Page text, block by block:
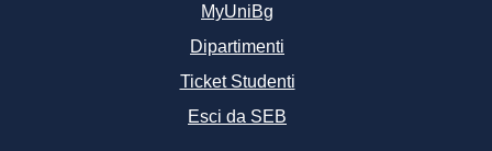
MyUniBg
Dipartimenti
Ticket Studenti
Esci da SEB